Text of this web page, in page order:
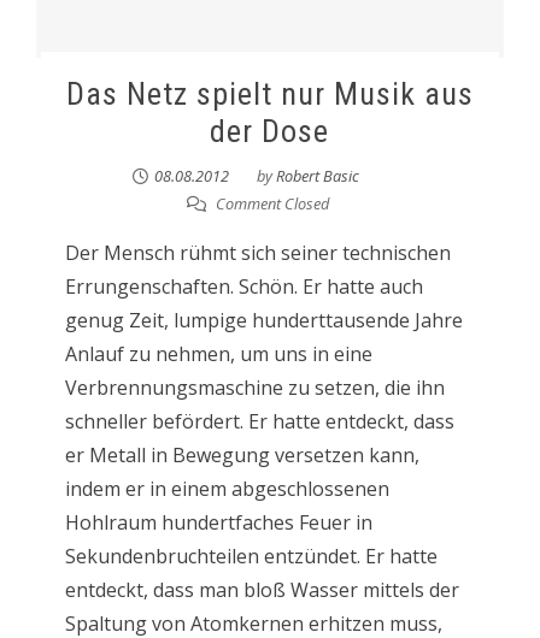
Das Netz spielt nur Musik aus
der Dose
08.08.2012 byRobert Basic
Comment Closed
Der Mensch rühmt sich seiner technischen
Errungenschaften. Schön. Er hatte auch
genug Zeit, lumpige hunderttausende Jahre
Anlauf zu nehmen, um uns in eine
Verbrennungsmaschine zu setzen, die ihn
schneller befördert. Er hatte entdeckt, dass
er Metall in Bewegung versetzen kann,
indem er in einem abgeschlossenen
Hohlraum hundertfaches Feuer in
Sekundenbruchteilen entzündet. Er hatte
entdeckt, dass man bloß Wasser mittels der
Spaltung von Atomkernen erhitzen muss,